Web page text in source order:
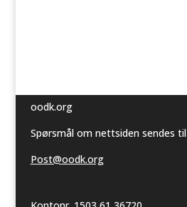
oodk.org
Spørsmål om nettsiden sendes til
Post@oodk.org